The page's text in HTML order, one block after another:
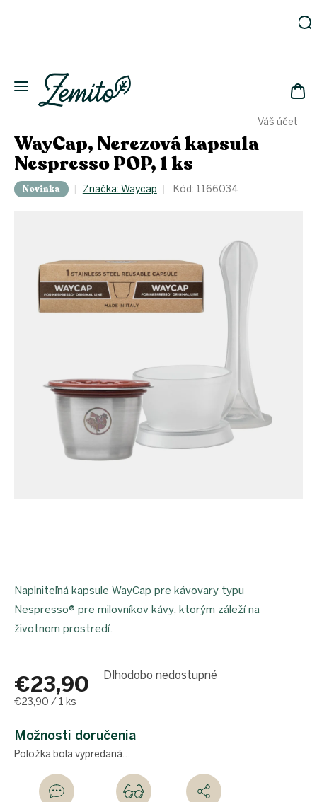
Váš účet
Ekodomácnosť
Ekologická
Kozmetika
Fľaše
Zachráň
Starostlivosť
proEXPORT_sk
Ekodrogéria
Bezodpadová
Prihlásenie
WayCap, Nerezová kapsula
Nespresso POP, 1 ks
Novinka Značka: Waycap Kód: 1166034
€23,90
Jednotková
€23,90 / 1 ks
Dlhodobo nedostupné
Možnosti doručenia
Položka bola vypredaná…
Naplniteľná kapsule WayCap pre kávovary typu
Nespresso® pre milovníkov kávy, ktorým záleží na
životnom prostredí.